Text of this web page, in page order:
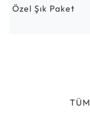
Özel Şık Paket